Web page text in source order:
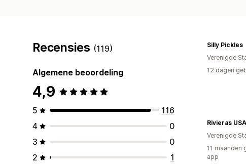
Recensies (119)
Algemene beoordeling
4,9
5
116
4
0
3
0
2
1
Silly Pickles
Verenigde
12 dagen
Rivieras USA
Verenigde
11 maanden
app